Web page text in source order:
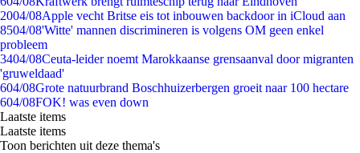
2004/08Apple vecht Britse eis tot inbouwen backdoor in iCloud aan
8504/08'Witte' mannen discrimineren is volgens OM geen enkel
probleem
3404/08Ceuta-leider noemt Marokkaanse grensaanval door migranten
'gruweldaad'
604/08Grote natuurbrand Boschhuizerbergen groeit naar 100 hectare
604/08FOK! was even down
Laatste items
Laatste items
Toon berichten uit deze thema's